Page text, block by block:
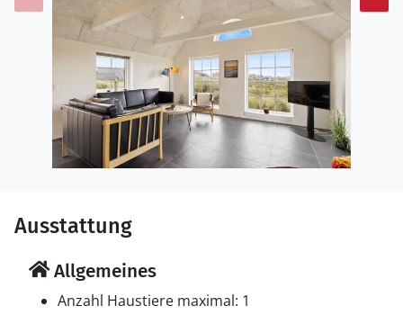
Ausstattung
Allgemeines
Anzahl Haustiere maximal: 1